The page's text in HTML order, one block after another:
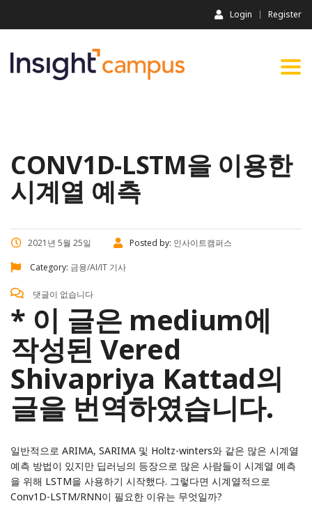
Login Register
CONV1D-LSTM을 이용한
시계열 예측
2021년 5월 25일 Posted by: 인사이트캠퍼스
Category: 금융/AI/IT 기사
댓글이 없습니다
* 이 글은 medium에
작성된 Vered
Shivapriya Kattad의
글을 번역하였습니다.
일반적으로 ARIMA, SARIMA 및 Holtz-winters와 같은 많은 시계열
예측 방법이 있지만 딥러닝의 등장으로 많은 사람들이 시계열 예측
을 위해 LSTM을 사용하기 시작했다. 그렇다면 시계열적으로
Conv1D-LSTM/RNN이 필요한 이유는 무엇일까?